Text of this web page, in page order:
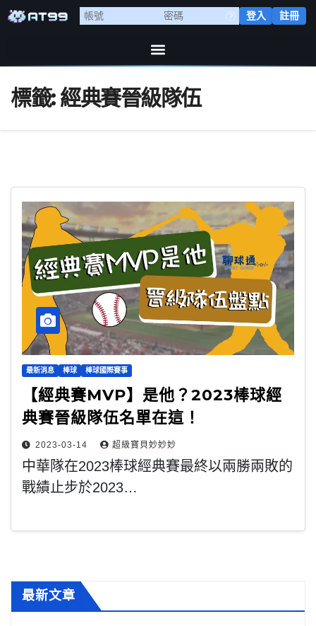
登入 註冊
標籤:經典賽晉級隊伍
最新消息 棒球 棒球國際賽事
【經典賽MVP】是他？2023棒球經
典賽晉級隊伍名單在這！
2023-03-14 超級寶貝妙妙妙
中華隊在2023棒球經典賽最終以兩勝兩敗的
戰績止步於2023…
最新文章